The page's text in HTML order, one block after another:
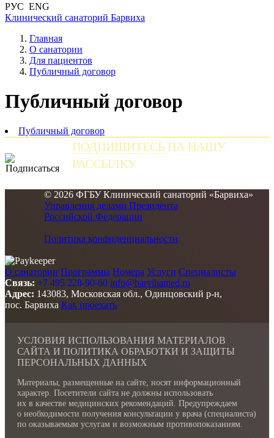
РУС ENG
Клинический санаторий Барвиха
Главная
О санатории
Для пациентов
Публичный договор
Публичный договор
Публичный договор
ПОДПИШИТЕСЬ НА НАШУ
РАССЫЛКУ
© 2026 ФГБУ Клинический санаторий «Барвиха»
Управления делами Президента
Российской Федерации
Политика конфиденциальности
О санатории Программы Номера Услуги Специалисты
Связь: +7 495 228-90-60 info@barvihamed.ru
Адрес: 143083, Московская обл., Одинцовский р-н,
пос. Барвиха Как проехать
УСЛОВИЯ ИСПОЛЬЗОВАНИЯ МАТЕРИАЛОВ
САЙТА И ПОЛИТИКА ОБРАБОТКИ И ЗАЩИТЫ
ПЕРСОНАЛЬНЫХ ДАННЫХ
Материалы, размещенные на сайте, носят информационный
характер. Посетители сайта не должны использовать
их в качестве медицинских рекомендаций. Предупреждаем
о необходимости получения консультации у врача (специалиста)
по оказываемым услугам и возможным противопоказаниям.